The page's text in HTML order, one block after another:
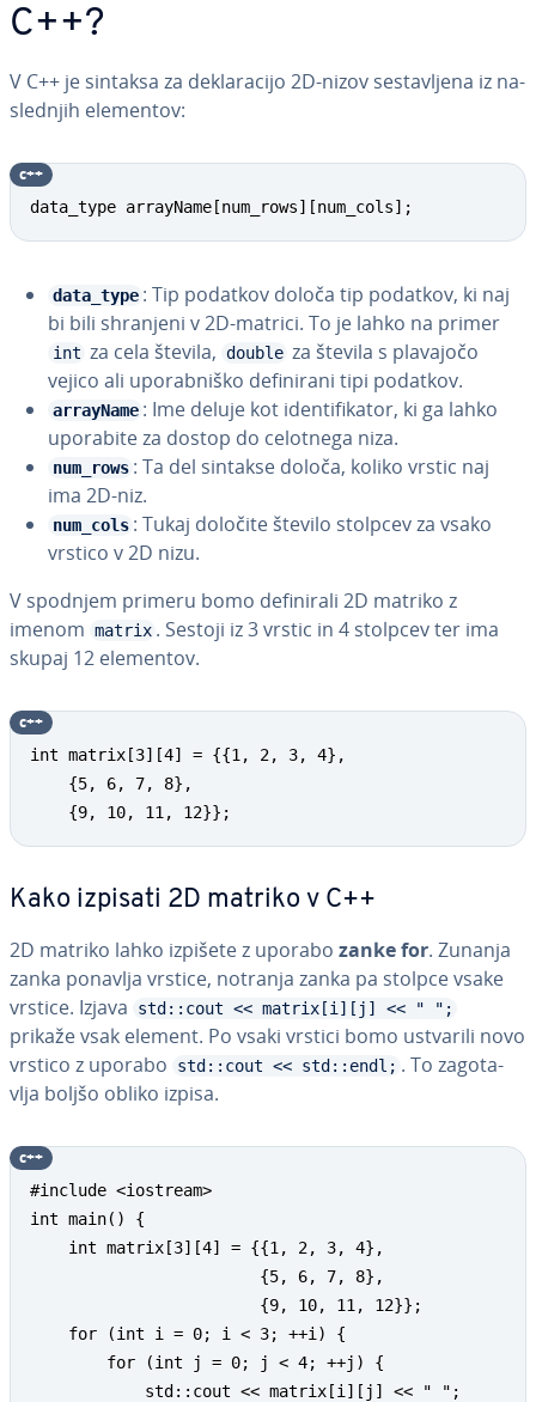
C++?
V C++ je sintaksa za de­kla­ra­ci­jo 2D-nizov se­sta­vlje­na iz na­
sle­dnjih elementov:
data_type arrayName[num_rows][num_cols];
c++
data_type : Tip podatkov določa tip podatkov, ki naj
bi bili shranjeni v 2D-matrici. To je lahko na primer
int za cela števila, double za števila s plavajočo
vejico ali upo­rab­ni­ško de­fi­ni­ra­ni tipi podatkov.
arrayName : Ime deluje kot iden­ti­fi­ka­tor, ki ga lahko
uporabite za dostop do celotnega niza.
num_rows : Ta del sintakse določa, koliko vrstic naj
ima 2D-niz.
num_cols : Tukaj določite število stolpcev za vsako
vrstico v 2D nizu.
V spodnjem primeru bomo de­fi­ni­ra­li 2D matriko z
imenom matrix . Sestoji iz 3 vrstic in 4 stolpcev ter ima
skupaj 12 elementov.
int matrix[3][4] = {{1, 2, 3, 4},
    {5, 6, 7, 8},
    {9, 10, 11, 12}};
c++
Kako izpisati 2D matriko v C++
2D matriko lahko izpišete z uporabo zanke for. Zunanja
zanka ponavlja vrstice, notranja zanka pa stolpce vsake
vrstice. Izjava
std::cout << matrix[i][j] << " ";
prikaže vsak element. Po vsaki vrstici bomo ustvarili novo
vrstico z uporabo
std::cout << std::endl; . To za­go­ta­
vlja boljšo obliko izpisa.
#include <iostream>
int main() {
    int matrix[3][4] = {{1, 2, 3, 4},
                        {5, 6, 7, 8},
                        {9, 10, 11, 12}};
    for (int i = 0; i < 3; ++i) {
        for (int j = 0; j < 4; ++j) {
            std::cout << matrix[i][j] << " ";
c++